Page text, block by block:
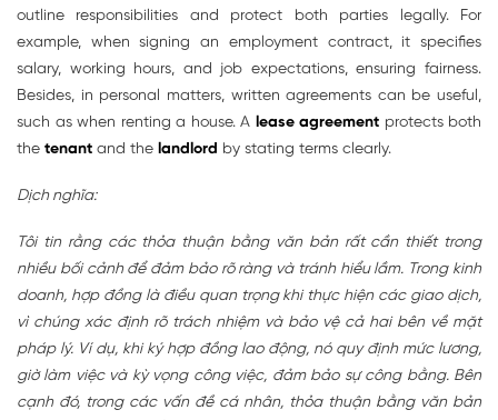
outline responsibilities and protect both parties legally. For
example, when signing an employment contract, it specifies
salary, working hours, and job expectations, ensuring fairness.
Besides, in personal matters, written agreements can be useful,
such as when renting a house. A lease agreement protects both
the tenant and the landlord by stating terms clearly.
Dịch nghĩa:
Tôi tin rằng các thỏa thuận bằng văn bản rất cần thiết trong
nhiều bối cảnh để đảm bảo rõ ràng và tránh hiểu lầm. Trong kinh
doanh, hợp đồng là điều quan trọng khi thực hiện các giao dịch,
vì chúng xác định rõ trách nhiệm và bảo vệ cả hai bên về mặt
pháp lý. Ví dụ, khi ký hợp đồng lao động, nó quy định mức lương,
giờ làm việc và kỳ vọng công việc, đảm bảo sự công bằng. Bên
cạnh đó, trong các vấn đề cá nhân, thỏa thuận bằng văn bản